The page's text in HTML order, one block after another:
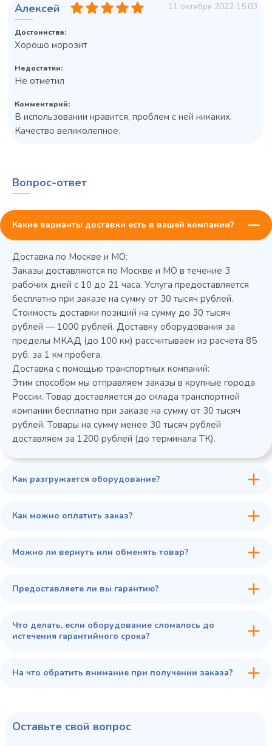
45 900 ₽ ✓ В наличии
В сравнение
Купить в 1 клик В корзину
Алексей 11 октября 2022 15:03
Достоинства:
Хорошо морозит
Недостатки:
Не отметил
Комментарий:
В использовании нравится, проблем с ней никаких.
Качество великолепное.
Вопрос-ответ
Какие варианты доставки есть в вашей компании?
Доставка по Москве и МО:
Заказы доставляются по Москве и МО в течение 3
рабочих дней с 10 до 21 часа. Услуга предоставляется
бесплатно при заказе на сумму от 30 тысяч рублей.
Стоимость доставки позиций на сумму до 30 тысяч
рублей — 1000 рублей. Доставку оборудования за
пределы МКАД (до 100 км) рассчитываем из расчета 85
руб. за 1 км пробега.
Доставка с помощью транспортных компаний:
Этим способом мы отправляем заказы в крупные города
России. Товар доставляется до склада транспортной
компании бесплатно при заказе на сумму от 30 тысяч
рублей. Товары на сумму менее 30 тысяч рублей
доставляем за 1200 рублей (до терминала ТК).
Как разгружается оборудование?
Как можно оплатить заказ?
Можно ли вернуть или обменять товар?
Предоставляете ли вы гарантию?
Что делать, если оборудование сломалось до
истечения гарантийного срока?
На что обратить внимание при получении заказа?
Оставьте свой вопрос